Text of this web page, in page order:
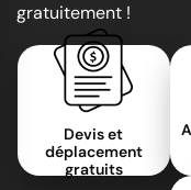
gratuitement !
Devis et
déplacement
gratuits